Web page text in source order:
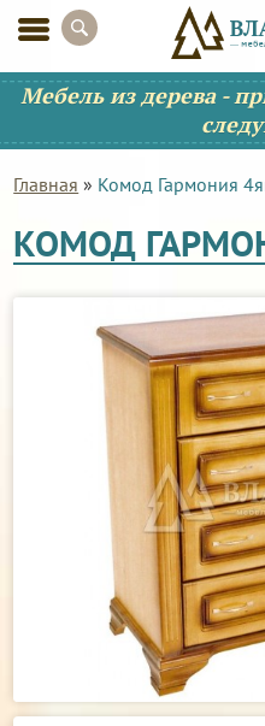
Мебель из дерева -
Главная » Комод Гармония
КОМОД